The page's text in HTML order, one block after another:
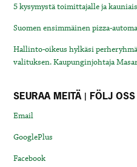
5 kysymystä toimittajalle ja
Suomen ensimmäinen pizza-
Hallinto-oikeus hylkäsi
valituksen. Kaupunginjohtaja
SEURAA MEITÄ | FÖLJ OSS
Email
GooglePlus
Facebook